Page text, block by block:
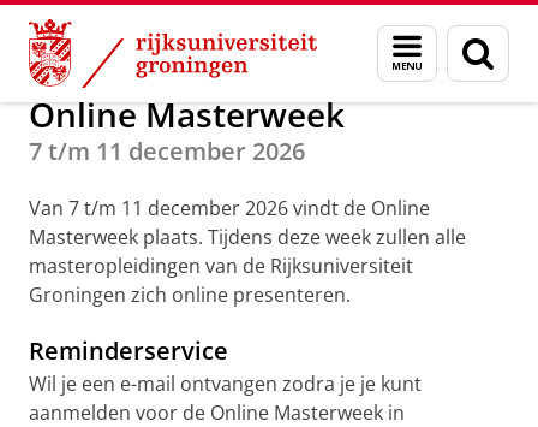
Skip
Content
Skip
Navigation
Menu
en
zoeken
Onderwijs Master
Online Masterweek
7 t/m 11 december 2026
Van 7 t/m 11 december 2026 vindt de Online
Masterweek plaats. Tijdens deze week zullen alle
masteropleidingen van de Rijksuniversiteit
Groningen zich online presenteren.
Reminderservice
Wil je een e-mail ontvangen zodra je je kunt
aanmelden voor de Online Masterweek in